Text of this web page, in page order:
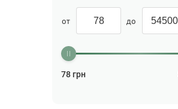
от до
78 грн